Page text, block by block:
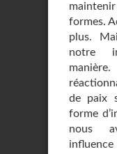
formes.
plus.
notre
de paix
forme
nous